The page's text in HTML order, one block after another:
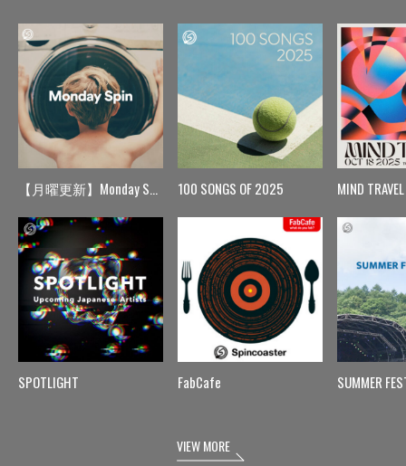
【月曜更新】Monday Spin
SPOTLIGHT
100 SONGS OF 2025
FabCafe
MIND TRAVEL
SUMMER
VIEW MORE